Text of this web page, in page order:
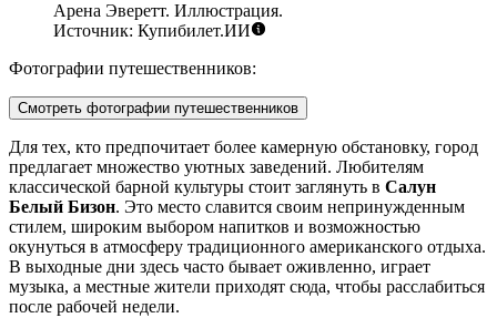
Арена Эверетт. Иллюстрация.
Источник: Купибилет.ИИ
Фотографии путешественников:
Смотреть фотографии путешественников
Для тех, кто предпочитает более камерную обстановку, город
предлагает множество уютных заведений. Любителям
классической барной культуры стоит заглянуть в Салун
Белый Бизон. Это место славится своим непринужденным
стилем, широким выбором напитков и возможностью
окунуться в атмосферу традиционного американского отдыха.
В выходные дни здесь часто бывает оживленно, играет
музыка, а местные жители приходят сюда, чтобы расслабиться
после рабочей недели.